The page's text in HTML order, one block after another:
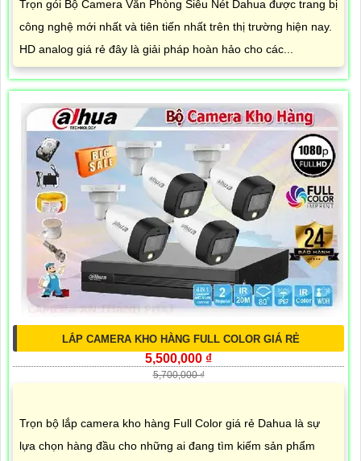
Trọn gói Bộ Camera Văn Phòng Siêu Nét Dahua được trang bị
công nghệ mới nhất và tiên tiến nhất trên thị trường hiện nay.
HD analog giá rẻ đây là giải pháp hoàn hảo cho các...
LẮP CAMERA KHO HÀNG FULL COLOR GIÁ RẺ
5,500,000 ₫
5,700,000 ₫
Trọn bộ lắp camera kho hàng Full Color giá rẻ Dahua là sự
lựa chọn hàng đầu cho những ai đang tìm kiếm sản phẩm